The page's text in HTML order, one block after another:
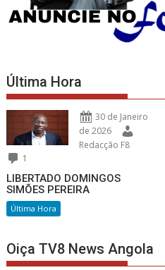
Última Hora
30 de Janeiro
de 2026
Redacção F8
1
LIBERTADO DOMINGOS
SIMÕES PEREIRA
Última Hora
Oiça TV8 News Angola